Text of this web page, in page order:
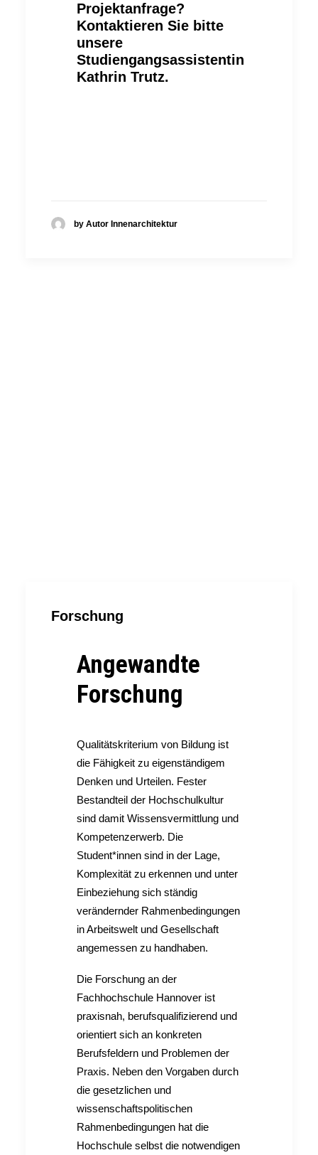
Projektanfrage?
Kontaktieren Sie bitte
unsere
Studiengangsassistentin
Kathrin Trutz.
by Autor Innenarchitektur
Forschung
Angewandte
Forschung
Qualitätskriterium von Bildung ist
die Fähigkeit zu eigenständigem
Denken und Urteilen. Fester
Bestandteil der Hochschulkultur
sind damit Wissensvermittlung und
Kompetenzerwerb. Die
Student*innen sind in der Lage,
Komplexität zu erkennen und unter
Einbeziehung sich ständig
verändernder Rahmenbedingungen
in Arbeitswelt und Gesellschaft
angemessen zu handhaben.
Die Forschung an der
Fachhochschule Hannover ist
praxisnah, berufsqualifizierend und
orientiert sich an konkreten
Berufsfeldern und Problemen der
Praxis. Neben den Vorgaben durch
die gesetzlichen und
wissenschaftspolitischen
Rahmenbedingungen hat die
Hochschule selbst die notwendigen